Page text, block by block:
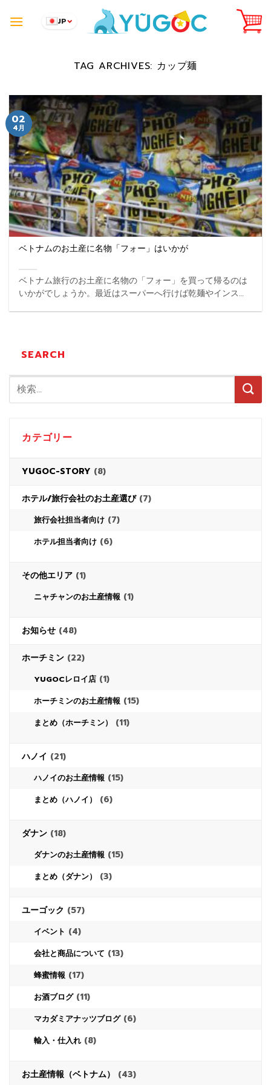
JP
TAG ARCHIVES: カップ麺
SEARCH
カテゴリー
YUGOC-STORY (8)
ホテル/旅行会社のお土産選び(7)
旅行会社担当者向け (7)
ホテル担当者向け (6)
その他エリア (1)
ニャチャンのお土産情報 (1)
お知らせ (48)
ホーチミン (22)
YUGOCレロイ店 (1)
ホーチミンのお土産情報 (15)
まとめ（ホーチミン） (11)
ハノイ (21)
ハノイのお土産情報 (15)
まとめ（ハノイ） (6)
ダナン (18)
ダナンのお土産情報 (15)
まとめ（ダナン） (3)
ユーゴック (57)
イベント (4)
会社と商品について (13)
蜂蜜情報 (17)
お酒ブログ(11)
マカダミアナッツブログ(6)
輸入・仕入れ (8)
お土産情報（ベトナム） (43)
ベトナムのお土産に名物「フォー」はいかが
ベトナム旅行のお土産に名物の「フォー」を買って帰るのは
いかがでしょうか。最近はスーパーへ行けば乾麺やインスタ
02
4月